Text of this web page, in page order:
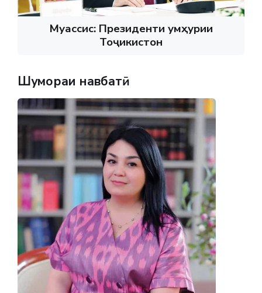
Муассис: Президенти Ҷумҳурии
Тоҷикистон
Шумораи навбатӣ